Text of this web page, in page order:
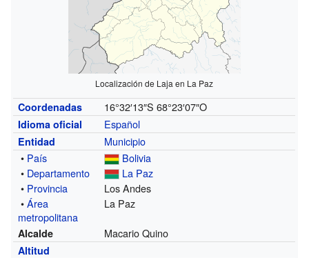
Localización de Laja en La Paz
Coordenadas 16°32′13″S 68°23′07″O
Idioma oficial Español
Entidad
Municipio
• País
Bolivia
• Departamento
La Paz
• Provincia
Los Andes
•Área
metropolitana
La Paz
Alcalde Macario Quino
Altitud